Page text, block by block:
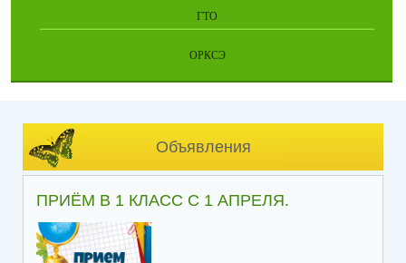
ГТО
ОРКСЭ
Объявления
ПРИЁМ В 1 КЛАСС С 1 АПРЕЛЯ.